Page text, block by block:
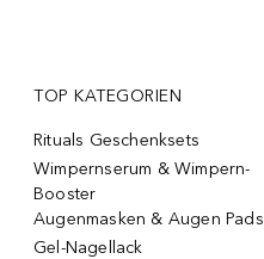
TOP KATEGORIEN
Rituals Geschenksets
Wimpernserum & Wimpern-
Booster
Augenmasken & Augen Pads
Gel-Nagellack